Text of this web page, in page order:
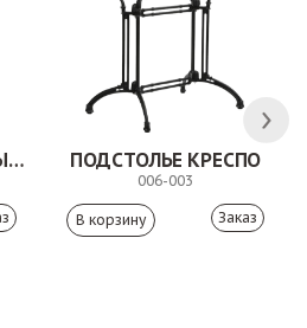
СТУЛ МИЛВУД СВЕТЛЫЙ ШЕЛК ПОДСТОЛЬЕ КРЕСПО
006-003
Заказ